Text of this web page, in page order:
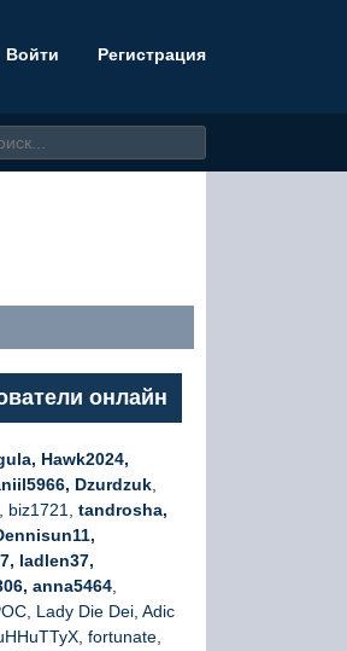
Войти Регистрация
онлайн
Hawk2024,
Dzurdzuk
biz1721, tandrosha,
ladlen37,
anna5464
Lady Die Dei, Adic
fortunate,